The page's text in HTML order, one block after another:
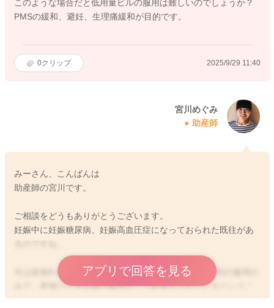
このような場合だと低用量ピルの服用は難しいのでしょうか？
PMSの緩和、避妊、生理痛緩和が目的です。
0クリップ 2025/9/29 11:40
宮川めぐみ
助産師
みーさん、こんばんは
助産師の宮川です。
ご相談をどうもありがとうございます。
妊娠中に妊娠糖尿病、妊娠高血圧症になっておられた既往があ
るのですね。
今は産後8ヶ月が経過をされていますし、血圧も降圧剤の服用の
みで、産後ひと月以降は服用なしで経過をされているというこ
と、妊娠糖尿病のみの様でしたら、服用は可能な可能性がある
アプリで回答を見る